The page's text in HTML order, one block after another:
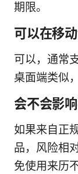
期限。
可以在移
可以，通常
桌面端类似
会不会影
如果来自正
品，风险相
免使用来历